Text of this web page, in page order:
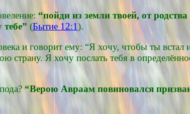
“пойди из земли твоей, от родства
(Бытие 12:1).
и говорит ему: “Я хочу, чтобы ты встал
страну. Я хочу послать тебя в
“Верою Авраам повиновался